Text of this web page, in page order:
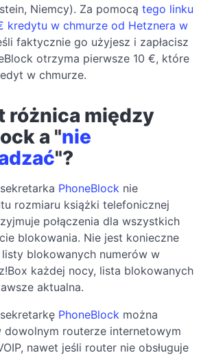
Niemcy). Za pomocą tego linku
kredytu w chmurze od Hetznera w
faktycznie go użyjesz i zapłacisz
otrzyma pierwsze 10 €, które
w chmurze.
różnica między
a "nie
"?
PhoneBlock nie
rozmiaru książki telefonicznej
połączenia dla wszystkich
blokowania. Nie jest konieczne
blokowanych numerów w
każdej nocy, lista blokowanych
aktualna.
PhoneBlock można
dowolnym routerze internetowym
nawet jeśli router nie obsługuje